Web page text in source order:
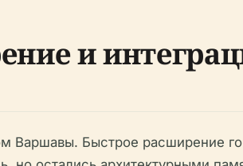
и
Варшавы. Быстрое расширение